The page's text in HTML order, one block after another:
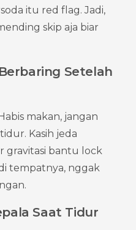
itu red flag. Jadi,
skip aja biar
Setelah
makan, jangan
Kasih jeda
gravitasi bantu lock
tempatnya, nggak
Saat Tidur